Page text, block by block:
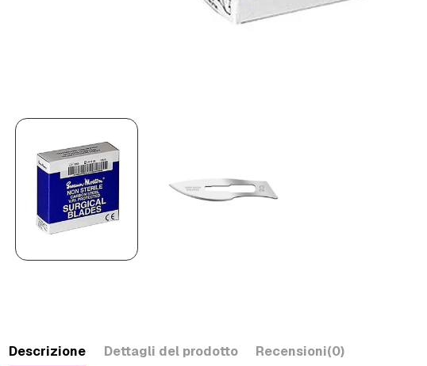
Descrizione Dettagli del prodotto Recensioni(0)